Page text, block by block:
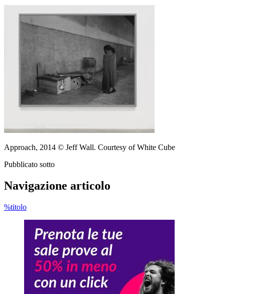
Approach, 2014 © Jeff Wall. Courtesy of White Cube
Pubblicato sotto
Navigazione articolo
%titolo